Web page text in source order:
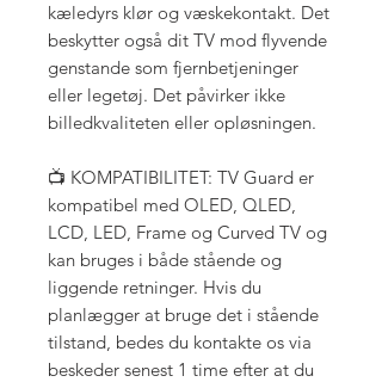
kæledyrs klør og væskekontakt. Det
beskytter også dit TV mod flyvende
genstande som fjernbetjeninger
eller legetøj. Det påvirker ikke
billedkvaliteten eller opløsningen.
📺 KOMPATIBILITET: TV Guard er
kompatibel med OLED, QLED,
LCD, LED, Frame og Curved TV og
kan bruges i både stående og
liggende retninger. Hvis du
planlægger at bruge det i stående
tilstand, bedes du kontakte os via
beskeder senest 1 time efter at du